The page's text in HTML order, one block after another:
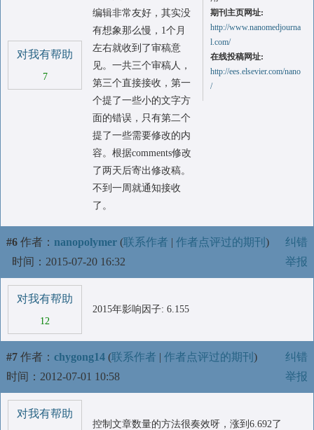
对我有帮助
7
编辑非常友好，其实没
有想象那么慢，1个月
左右就收到了审稿意
见。一共三个审稿人，
第三个直接接收，第一
个提了一些小的文字方
面的错误，只有第二个
提了一些需要修改的内
容。根据comments修改
了两天后寄出修改稿。
不到一周就通知接收
了。
期刊主页网址:
http://www.nanomedjourna
l.com/
在线投稿网址:
http://ees.elsevier.com/nano
/
#6 作者： nanopolymer (联系作者 | 作者点评过的期刊 )
时间：2015-07-20 16:32
纠错
举报
对我有帮助
12
2015年影响因子: 6.155
#7 作者： chygong14 (联系作者 | 作者点评过的期刊 )
时间：2012-07-01 10:58
纠错
举报
对我有帮助
控制文章数量的方法很奏效呀，涨到6.692了